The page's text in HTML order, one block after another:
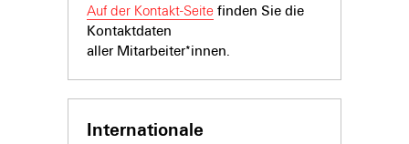
Auf der Kontakt-Seite finden Sie die
Kontaktdaten
aller Mitarbeiter*innen.
Internationale